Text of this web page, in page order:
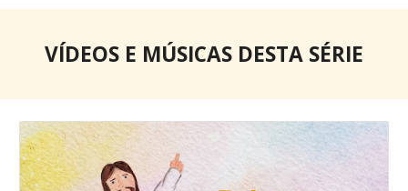
VÍDEOS E MÚSICAS DESTA SÉRIE